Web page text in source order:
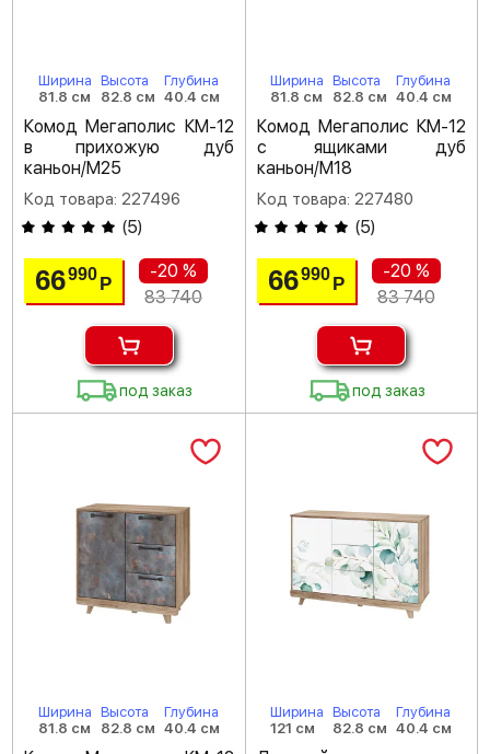
Ширина
81.8 см
Высота
82.8 см
Глубина
40.4 см
Комод Мегаполис КМ-12
в прихожую дуб
каньон/M25
Код товара: 227496
(5)
66990 Р
-20 %
83 740
под заказ
Ширина
81.8 см
Высота
82.8 см
Глубина
40.4 см
Комод Мегаполис КМ-12
с ящиками дуб
каньон/M18
Код товара: 227480
(5)
66990 Р
-20 %
83 740
под заказ
Ширина
81.8 см
Высота
82.8 см
Глубина
40.4 см
Ширина
121 см
Высота
82.8 см
Глубина
40.4 см